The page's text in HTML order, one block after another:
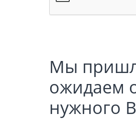
Мы
ожидаем
нужного